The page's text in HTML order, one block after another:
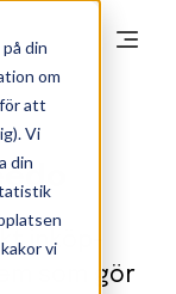
din
om
att
Vi
din
vi
inköp-
som gör